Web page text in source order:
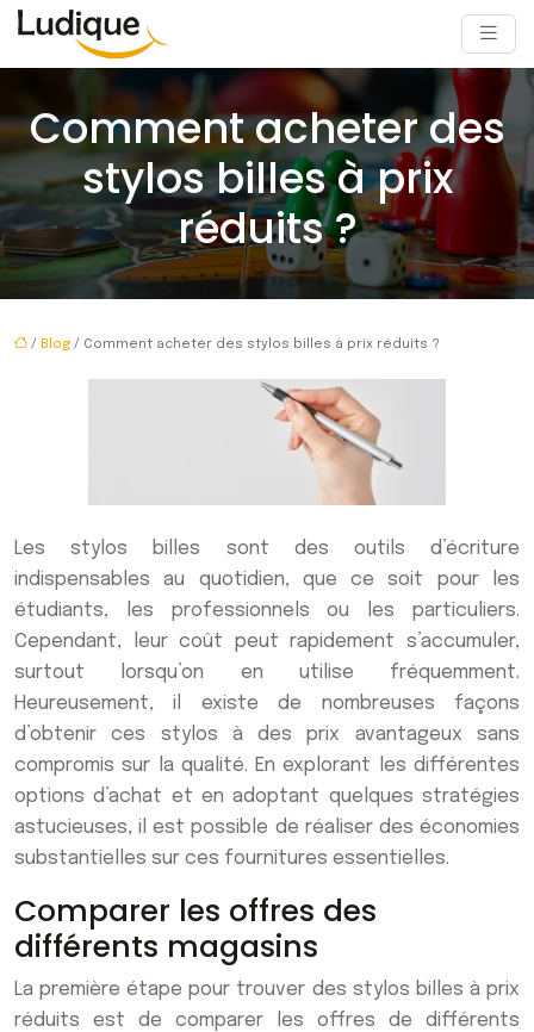
Comment acheter des
stylos billes à prix
réduits ?
/ Blog / Comment acheter des stylos billes à prix réduits ?
Les stylos billes sont des outils d’écriture
indispensables au quotidien, que ce soit pour les
étudiants, les professionnels ou les particuliers.
Cependant, leur coût peut rapidement s’accumuler,
surtout lorsqu’on en utilise fréquemment.
Heureusement, il existe de nombreuses façons
d’obtenir ces stylos à des prix avantageux sans
compromis sur la qualité. En explorant les différentes
options d’achat et en adoptant quelques stratégies
astucieuses, il est possible de réaliser des économies
substantielles sur ces fournitures essentielles.
Comparer les offres des
différents magasins
La première étape pour trouver des stylos billes à prix
réduits est de comparer les offres de différents